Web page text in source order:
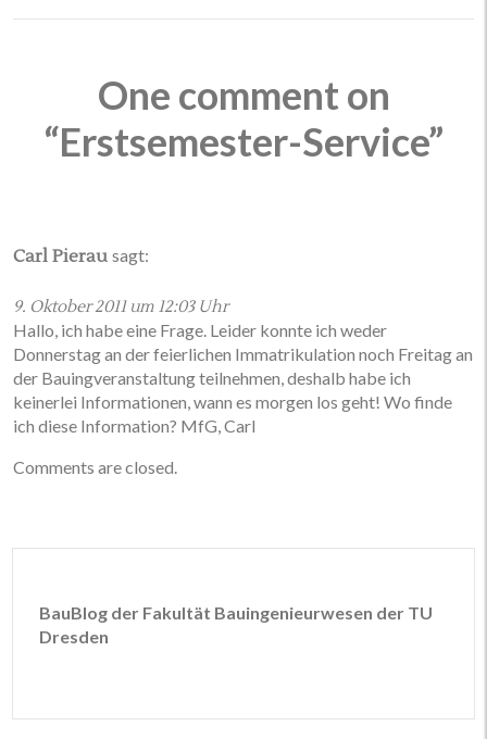
One comment on
“Erstsemester-Service”
Carl Pierau sagt:
9. Oktober 2011 um 12:03 Uhr
Hallo, ich habe eine Frage. Leider konnte ich weder
Donnerstag an der feierlichen Immatrikulation noch Freitag an
der Bauingveranstaltung teilnehmen, deshalb habe ich
keinerlei Informationen, wann es morgen los geht! Wo finde
ich diese Information? MfG, Carl
Comments are closed.
BauBlog der Fakultät Bauingenieurwesen der TU
Dresden